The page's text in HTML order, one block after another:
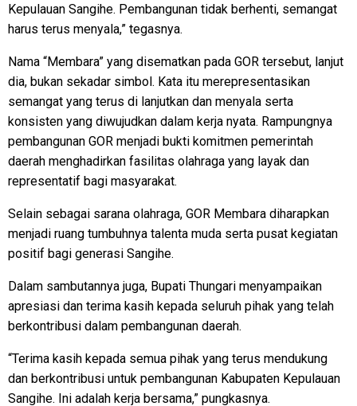
Kepulauan Sangihe. Pembangunan tidak berhenti, semangat
harus terus menyala,” tegasnya.
Nama “Membara” yang disematkan pada GOR tersebut, lanjut
dia, bukan sekadar simbol. Kata itu merepresentasikan
semangat yang terus di lanjutkan dan menyala serta
konsisten yang diwujudkan dalam kerja nyata. Rampungnya
pembangunan GOR menjadi bukti komitmen pemerintah
daerah menghadirkan fasilitas olahraga yang layak dan
representatif bagi masyarakat.
Selain sebagai sarana olahraga, GOR Membara diharapkan
menjadi ruang tumbuhnya talenta muda serta pusat kegiatan
positif bagi generasi Sangihe.
Dalam sambutannya juga, Bupati Thungari menyampaikan
apresiasi dan terima kasih kepada seluruh pihak yang telah
berkontribusi dalam pembangunan daerah.
“Terima kasih kepada semua pihak yang terus mendukung
dan berkontribusi untuk pembangunan Kabupaten Kepulauan
Sangihe. Ini adalah kerja bersama,” pungkasnya.